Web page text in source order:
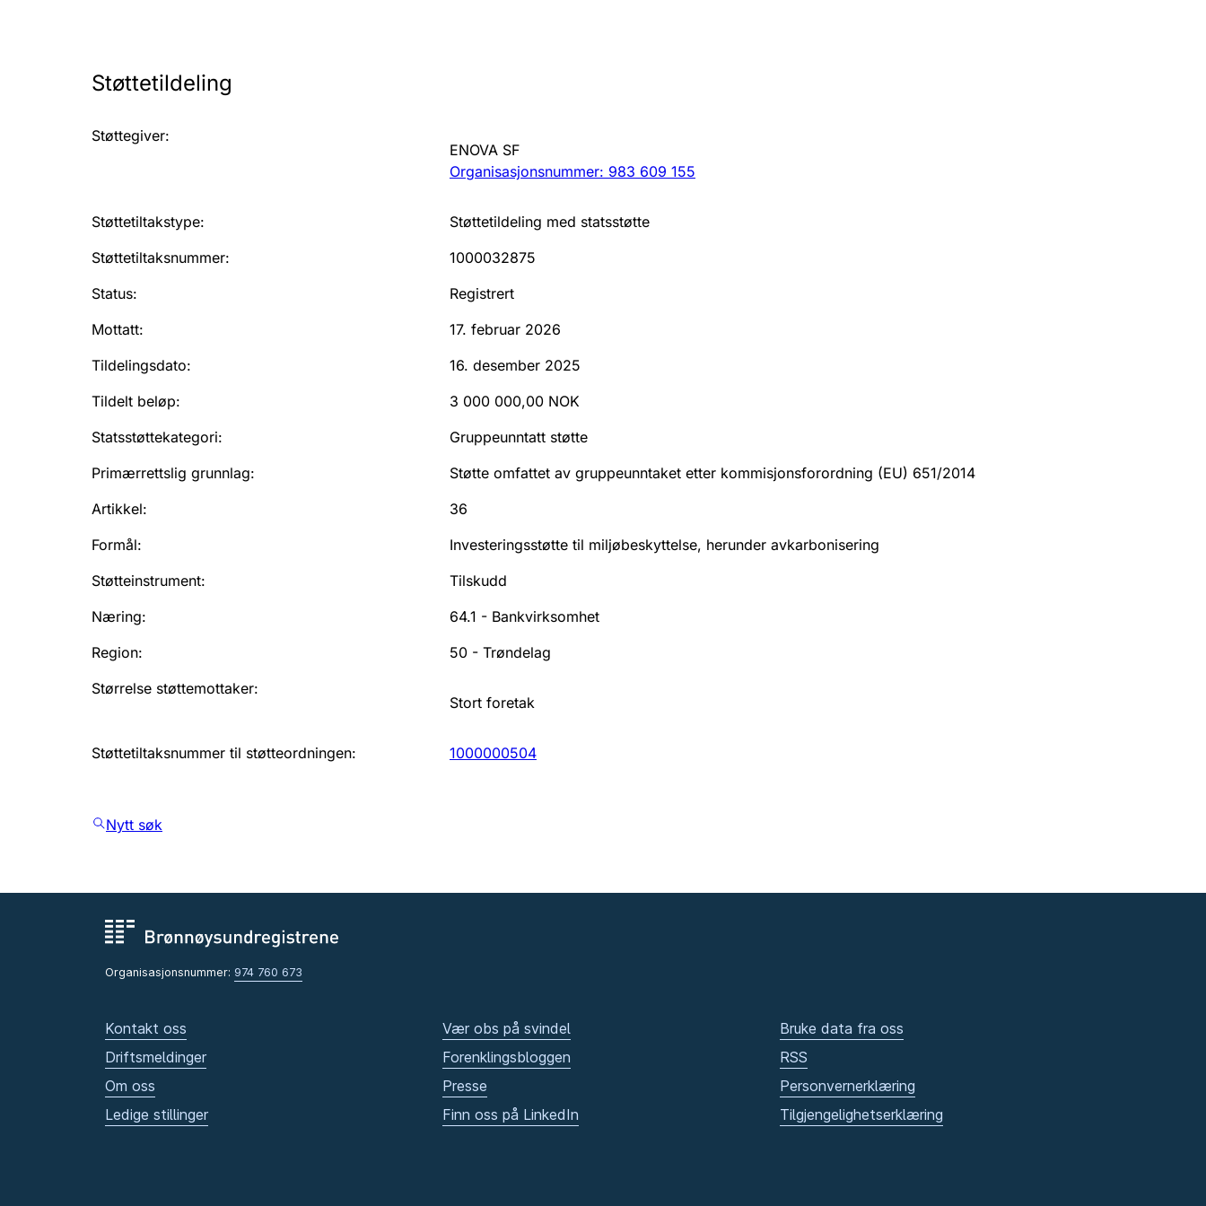
Støttetildeling
Støttegiver:
ENOVA SF
Organisasjonsnummer: 983 609 155
Støttetiltakstype:
Støttetildeling med statsstøtte
Støttetiltaksnummer:
1000032875
Status:
Registrert
Mottatt:
17. februar 2026
Tildelingsdato:
16. desember 2025
Tildelt beløp:
3 000 000,00 NOK
Statsstøttekategori:
Gruppeunntatt støtte
Primærrettslig grunnlag:
Støtte omfattet av gruppeunntaket etter kommisjonsforordning (EU) 651/2014
Artikkel:
36
Formål:
Investeringsstøtte til miljøbeskyttelse, herunder avkarbonisering
Støtteinstrument:
Tilskudd
Næring: 64.1 - Bankvirksomhet
Region: 50 - Trøndelag
Størrelse støttemottaker:
Stort foretak
Støttetiltaksnummer til støtteordningen: 1000000504
Nytt søk
Organisasjonsnummer: 974 760 673
Kontakt oss
Driftsmeldinger
Om oss
Ledige stillinger
Vær obs på svindel
Forenklingsbloggen
Presse
Finn oss på LinkedIn
Bruke data fra oss
RSS
Personvernerklæring
Tilgjengelighetserklæring